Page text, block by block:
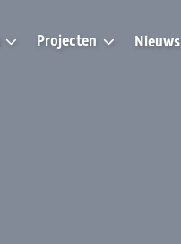
Projecten Nieuws